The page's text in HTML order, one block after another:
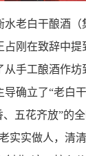
水老白干酿酒（
占刚在致辞中提
从手工酿酒作坊
导确立了“老白
、五花齐放”的
实实做人，清